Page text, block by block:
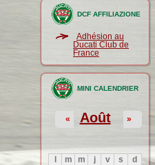
DCF AFFILIAZIONE
Adhésion au
Ducati Club de
France
MINI CALENDRIER
Août
« »
m m j v s
d